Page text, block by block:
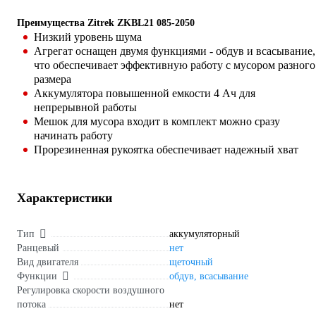
Преимущества Zitrek ZKBL21 085-2050
Низкий уровень шума
Агрегат оснащен двумя функциями - обдув и всасывание,
что обеспечивает эффективную работу с мусором разного
размера
Аккумулятора повышенной емкости 4 Ач для
непрерывной работы
Мешок для мусора входит в комплект можно сразу
начинать работу
Прорезиненная рукоятка обеспечивает надежный хват
Характеристики
Тип
аккумуляторный
Ранцевый
нет
Вид двигателя
щеточный
Функции
обдув, всасывание
Регулировка скорости воздушного
потока
нет